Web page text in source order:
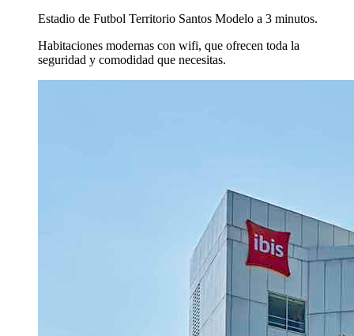
Estadio de Futbol Territorio Santos Modelo a 3 minutos.
Habitaciones modernas con wifi, que ofrecen toda la
seguridad y comodidad que necesitas.